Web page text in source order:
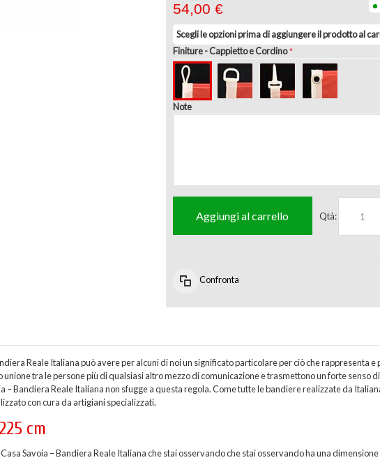
54,00 €
Scegli le opzioni prima di aggiungere il prodotto al
Finiture- Cappietto e Cordino
Note
Qtà:
Aggiungi al carrello
Confronta
Reale Italiana può avere per alcuni di noi un significato particolare per ciò che rappresenta e
tra le persone più di qualsiasi altro mezzo di comunicazione e trasmettono un forte senso
– Bandiera Reale Italiana non sfugge a questa regola. Come tutte le bandiere realizzate da
con cura da artigiani specializzati.
cm
Savoia – Bandiera Reale Italiana che stai osservando che stai osservando ha una dimensione